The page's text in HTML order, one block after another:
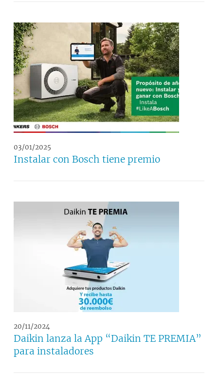
03/01/2025
Instalar con Bosch tiene premio
20/11/2024
Daikin lanza la App “Daikin TE PREMIA”
para instaladores